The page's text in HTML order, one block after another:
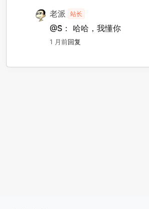
老派 站长
@S̆̈： 哈哈，我懂你
1 月前回复